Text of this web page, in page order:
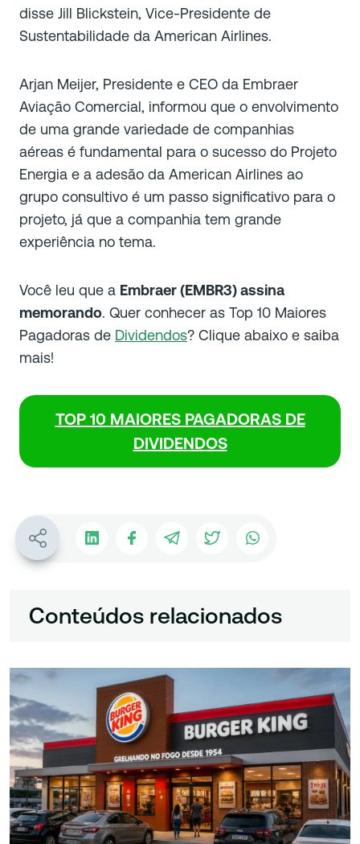
disse Jill Blickstein, Vice-Presidente de
Sustentabilidade da American Airlines.
Arjan Meijer, Presidente e CEO da Embraer
Aviação Comercial, informou que o envolvimento
de uma grande variedade de companhias
aéreas é fundamental para o sucesso do Projeto
Energia e a adesão da American Airlines ao
grupo consultivo é um passo significativo para o
projeto, já que a companhia tem grande
experiência no tema.
Você leu que a Embraer (EMBR3) assina
memorando. Quer conhecer as Top 10 Maiores
Pagadoras de Dividendos? Clique abaixo e saiba
mais!
TOP 10 MAIORES PAGADORAS DE
DIVIDENDOS
Conteúdos relacionados